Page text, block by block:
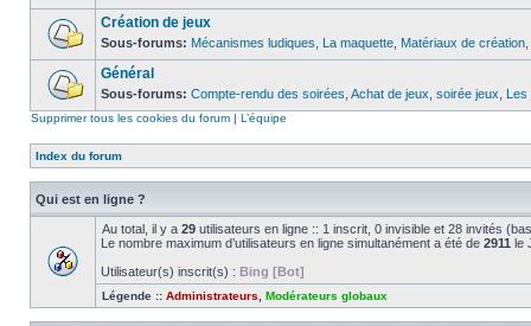
Création de jeux
Sous-forums: Mécanismes ludiques La maquette Matériaux de création
Général
Sous-forums: Compte-rendu des soirées Achat de jeux soirée jeux Les
Supprimer tous les cookies du forum | L’équipe
Index du forum
Qui est en ligne ?
Au total, il y a 29 utilisateurs en ligne :: 1 inscrit, 0 invisible et 28 invités
Le nombre maximum d’utilisateurs en ligne simultanément a été de 2911 le
Utilisateur(s) inscrit(s) : Bing [Bot]
Légende :: Administrateurs Modérateurs globaux